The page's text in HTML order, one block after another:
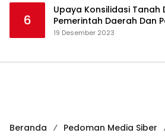
6
Upaya Konsilidasi Tanah
Pemerintah Daerah Dan
Masyarakat
19 Desember 2023
Beranda Pedoman Media Siber